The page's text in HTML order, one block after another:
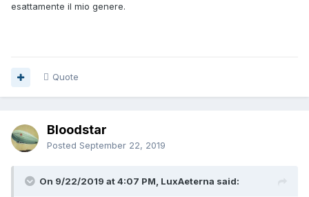
esattamente il mio genere.
Quote
Bloodstar
Posted September 22, 2019
On 9/22/2019 at 4:07 PM, LuxAeterna said: